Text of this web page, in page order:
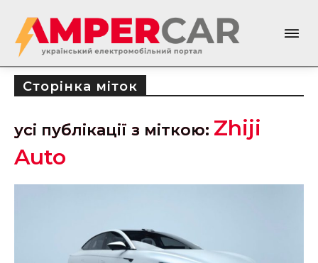
Сторінка міток
усі публікації з міткою: Zhiji
Auto